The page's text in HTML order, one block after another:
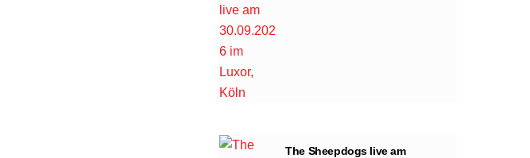
The Sheepdogs live am